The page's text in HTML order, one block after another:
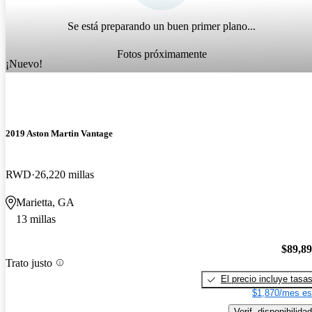
Se está preparando un buen primer plano...
Fotos próximamente
¡Nuevo!
2019 Aston Martin Vantage
RWD 26,220 millas
Marietta, GA
13 millas
Trato justo
El precio incluye tasas
$1,870/mes